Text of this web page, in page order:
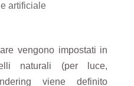
artificiale
vengono impostati in
naturali (per luce,
viene definito